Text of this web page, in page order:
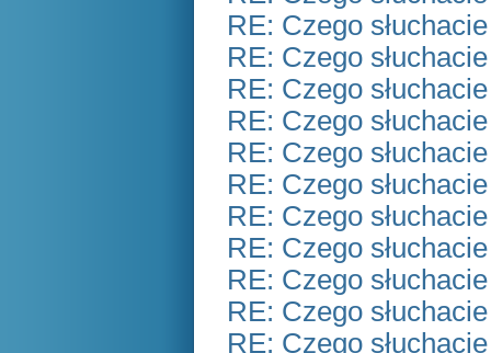
RE: Czego
RE: Czego
RE: Czego
RE: Czego
RE: Czego
RE: Czego
RE: Czego
RE: Czego
RE: Czego
RE: Czego
RE: Czego